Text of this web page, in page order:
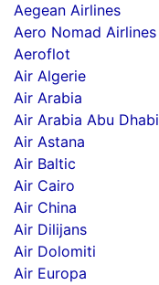
Aegean Airlines
Aero Nomad Airlines
Aeroflot
Air Algerie
Air Arabia
Air Arabia Abu Dhabi
Air Astana
Air Baltic
Air Cairo
Air China
Air Dilijans
Air Dolomiti
Air Europa